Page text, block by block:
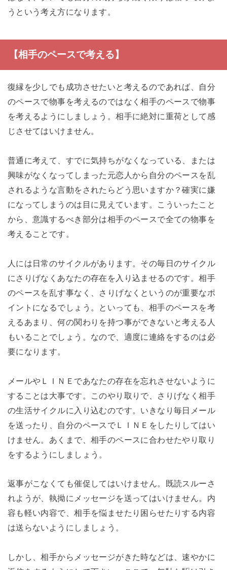
うという考え方になります。
【相手のペースで考える】
復縁を少しでも成功させたいと考えるのであれば、自分
のペースで物事を考えるのではなく相手のペースで物事
を考えるようにしましょう。相手に絶対に重荷として感
じさせてはいけません。
普通に考えて、すでに気持ちがなくなっている、または
興味がなくなってしまった元恋人から自分のペースを乱
されるような言動をされたらどう思いますか？確実に嫌
になってしまうのは目に見えています。こういったこと
から、意識するべき部分は相手のペースで全ての物事を
考えることです。
人には日常のサイクルがあります。その毎日のサイクル
にさりげなくあなたの存在を入り込ませるのです。相手
のペースを乱す事なく、さりげなくというのが重要なポ
イントになるでしょう。といっても、相手のペースを考
えるあまり、何の関わりを持つ事ができないと考える人
もいることでしょう。なので、適度に連絡をするのは必
要になります。
メールやＬＩＮＥであなたの存在を忘れさせないように
することは大事です。このやり取りで、さりげなく相手
の生活サイクルに入り込むのです。いきなり毎日メール
を送ったり、自分のペースでＬＩＮＥをしたりしてはい
けません。あくまで、相手のペースに合わせたやり取り
をするようにしましょう。
返事がこなくても催促してはいけません。既読スルーさ
れようが、執拗にメッセージを送ってはいけません。内
容も軽い内容で、相手を悩ませたり困らせたりする内容
は送らないようにしましょう。
しかし、相手からメッセージがきた時などは、速やかに